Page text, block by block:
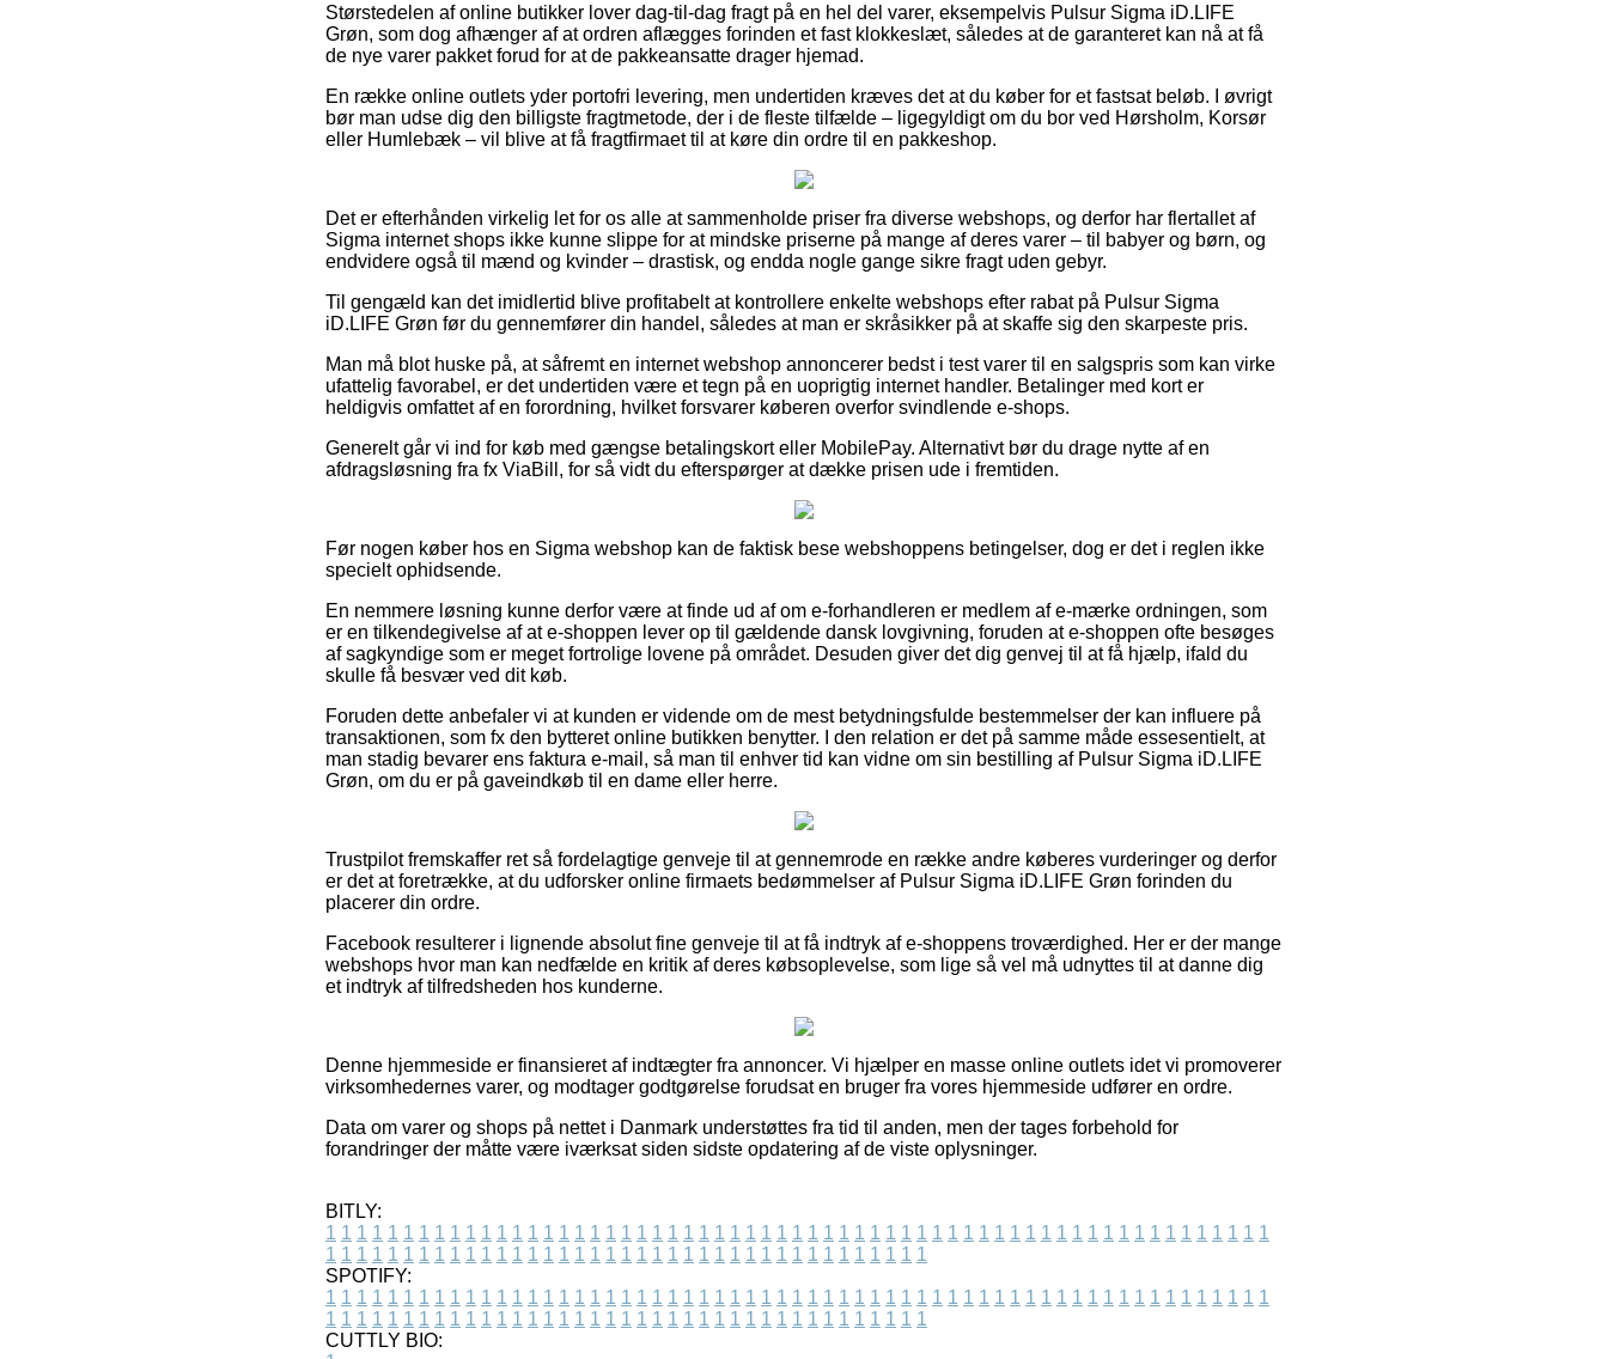
Størstedelen af online butikker lover dag-til-dag fragt på en hel del varer, eksempelvis Pulsur Sigma iD.LIFE
Grøn, som dog afhænger af at ordren aflægges forinden et fast klokkeslæt, således at de garanteret kan nå at få
de nye varer pakket forud for at de pakkeansatte drager hjemad.
En række online outlets yder portofri levering, men undertiden kræves det at du køber for et fastsat beløb. I øvrigt
bør man udse dig den billigste fragtmetode, der i de fleste tilfælde – ligegyldigt om du bor ved Hørsholm, Korsør
eller Humlebæk – vil blive at få fragtfirmaet til at køre din ordre til en pakkeshop.
Det er efterhånden virkelig let for os alle at sammenholde priser fra diverse webshops, og derfor har flertallet af
Sigma internet shops ikke kunne slippe for at mindske priserne på mange af deres varer – til babyer og børn, og
endvidere også til mænd og kvinder – drastisk, og endda nogle gange sikre fragt uden gebyr.
Til gengæld kan det imidlertid blive profitabelt at kontrollere enkelte webshops efter rabat på Pulsur Sigma
iD.LIFE Grøn før du gennemfører din handel, således at man er skråsikker på at skaffe sig den skarpeste pris.
Man må blot huske på, at såfremt en internet webshop annoncerer bedst i test varer til en salgspris som kan virke
ufattelig favorabel, er det undertiden være et tegn på en uoprigtig internet handler. Betalinger med kort er
heldigvis omfattet af en forordning, hvilket forsvarer køberen overfor svindlende e-shops.
Generelt går vi ind for køb med gængse betalingskort eller MobilePay. Alternativt bør du drage nytte af en
afdragsløsning fra fx ViaBill, for så vidt du efterspørger at dække prisen ude i fremtiden.
Før nogen køber hos en Sigma webshop kan de faktisk bese webshoppens betingelser, dog er det i reglen ikke
specielt ophidsende.
En nemmere løsning kunne derfor være at finde ud af om e-forhandleren er medlem af e-mærke ordningen, som
er en tilkendegivelse af at e-shoppen lever op til gældende dansk lovgivning, foruden at e-shoppen ofte besøges
af sagkyndige som er meget fortrolige lovene på området. Desuden giver det dig genvej til at få hjælp, ifald du
skulle få besvær ved dit køb.
Foruden dette anbefaler vi at kunden er vidende om de mest betydningsfulde bestemmelser der kan influere på
transaktionen, som fx den bytteret online butikken benytter. I den relation er det på samme måde essesentielt, at
man stadig bevarer ens faktura e-mail, så man til enhver tid kan vidne om sin bestilling af Pulsur Sigma iD.LIFE
Grøn, om du er på gaveindkøb til en dame eller herre.
Trustpilot fremskaffer ret så fordelagtige genveje til at gennemrode en række andre køberes vurderinger og derfor
er det at foretrække, at du udforsker online firmaets bedømmelser af Pulsur Sigma iD.LIFE Grøn forinden du
placerer din ordre.
Facebook resulterer i lignende absolut fine genveje til at få indtryk af e-shoppens troværdighed. Her er der mange
webshops hvor man kan nedfælde en kritik af deres købsoplevelse, som lige så vel må udnyttes til at danne dig
et indtryk af tilfredsheden hos kunderne.
Denne hjemmeside er finansieret af indtægter fra annoncer. Vi hjælper en masse online outlets idet vi promoverer
virksomhedernes varer, og modtager godtgørelse forudsat en bruger fra vores hjemmeside udfører en ordre.
Data om varer og shops på nettet i Danmark understøttes fra tid til anden, men der tages forbehold for
forandringer der måtte være iværksat siden sidste opdatering af de viste oplysninger.
BITLY:
1 1 1 1 1 1 1 1 1 1 1 1 1 1 1 1 1 1 1 1 1 1 1 1 1 1 1 1 1 1 1 1 1 1 1 1 1 1 1 1 1 1 1 1 1 1 1 1 1 1 1 1 1 1 1 1 1 1 1 1 1
1 1 1 1 1 1 1 1 1 1 1 1 1 1 1 1 1 1 1 1 1 1 1 1 1 1 1 1 1 1 1 1 1 1 1 1 1 1 1
SPOTIFY:
1 1 1 1 1 1 1 1 1 1 1 1 1 1 1 1 1 1 1 1 1 1 1 1 1 1 1 1 1 1 1 1 1 1 1 1 1 1 1 1 1 1 1 1 1 1 1 1 1 1 1 1 1 1 1 1 1 1 1 1 1
1 1 1 1 1 1 1 1 1 1 1 1 1 1 1 1 1 1 1 1 1 1 1 1 1 1 1 1 1 1 1 1 1 1 1 1 1 1 1
CUTTLY BIO: